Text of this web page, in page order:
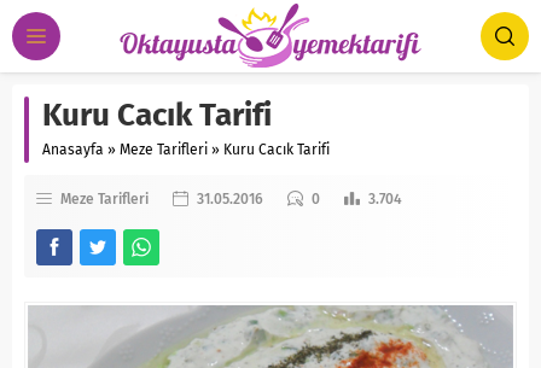
Kuru Cacık Tarifi
Anasayfa » Meze Tarifleri » Kuru Cacık Tarifi
Meze Tarifleri 31.05.2016 0 3.704